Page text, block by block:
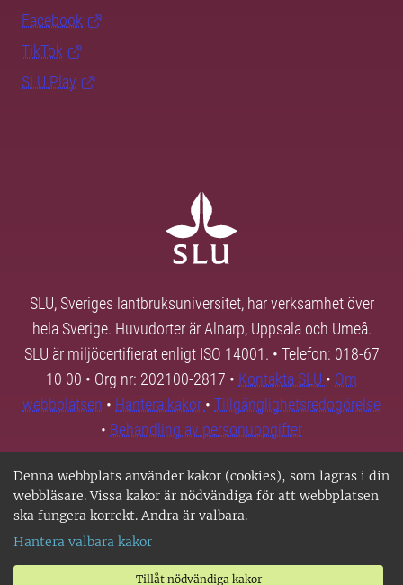
Denna webbplats använder kakor (cookies), som lagras i din
webbläsare. Vissa kakor är nödvändiga för att webbplatsen
ska fungera korrekt. Andra är valbara.
Hantera valbara kakor
Tillåt nödvändiga kakor
Facebook
TikTok
SLU Play
SLU, Sveriges lantbruksuniversitet, har verksamhet över
hela Sverige. Huvudorter är Alnarp, Uppsala och Umeå.
SLU är miljöcertifierat enligt ISO 14001. • Telefon: 018-67
10 00 • Org nr: 202100-2817 • Kontakta SLU • Om
webbplatsen • Hantera kakor • Tillgänglighetsredogörelse
• Behandling av personuppgifter